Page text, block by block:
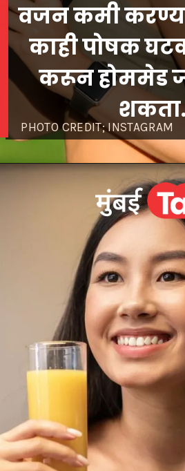
PHOTO CREDIT; INSTAGRAM
वजन कमी
काही पोषक
करून होममेड